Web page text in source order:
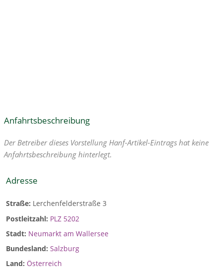
Anfahrtsbeschreibung
Der Betreiber dieses Vorstellung Hanf-Artikel-Eintrags hat keine
Anfahrtsbeschreibung hinterlegt.
Adresse
Straße: Lerchenfelderstraße 3
Postleitzahl: PLZ 5202
Stadt: Neumarkt am Wallersee
Bundesland: Salzburg
Land: Österreich